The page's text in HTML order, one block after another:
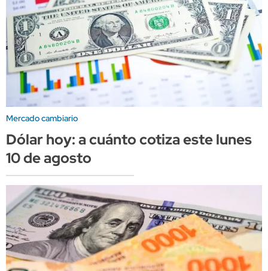
Mercado cambiario
Dólar hoy: a cuánto cotiza este lunes
10 de agosto